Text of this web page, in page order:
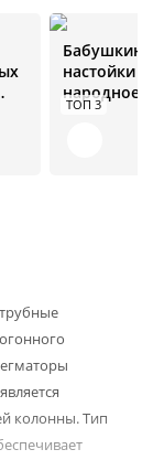
ТОП 3
Бабушкин
настойки
народное
средство
колонны. Тип